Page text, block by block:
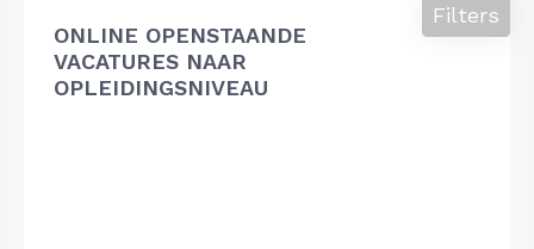
ONLINE OPENSTAANDE
VACATURES NAAR
OPLEIDINGSNIVEAU
Filters